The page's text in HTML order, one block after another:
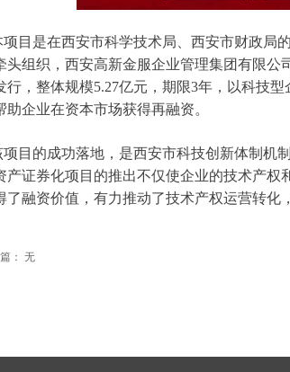
项目是在西安市科学技术局、西安市财政局
头组织，西安高新金服企业管理集团有限
行，整体规模5.27亿元，期限3年，以科技
助企业在资本市场获得再融资。
项目的成功落地，是西安市科技创新体制机
产证券化项目的推出不仅使企业的技术产
了融资价值，有力推动了技术产权运营转
： 无